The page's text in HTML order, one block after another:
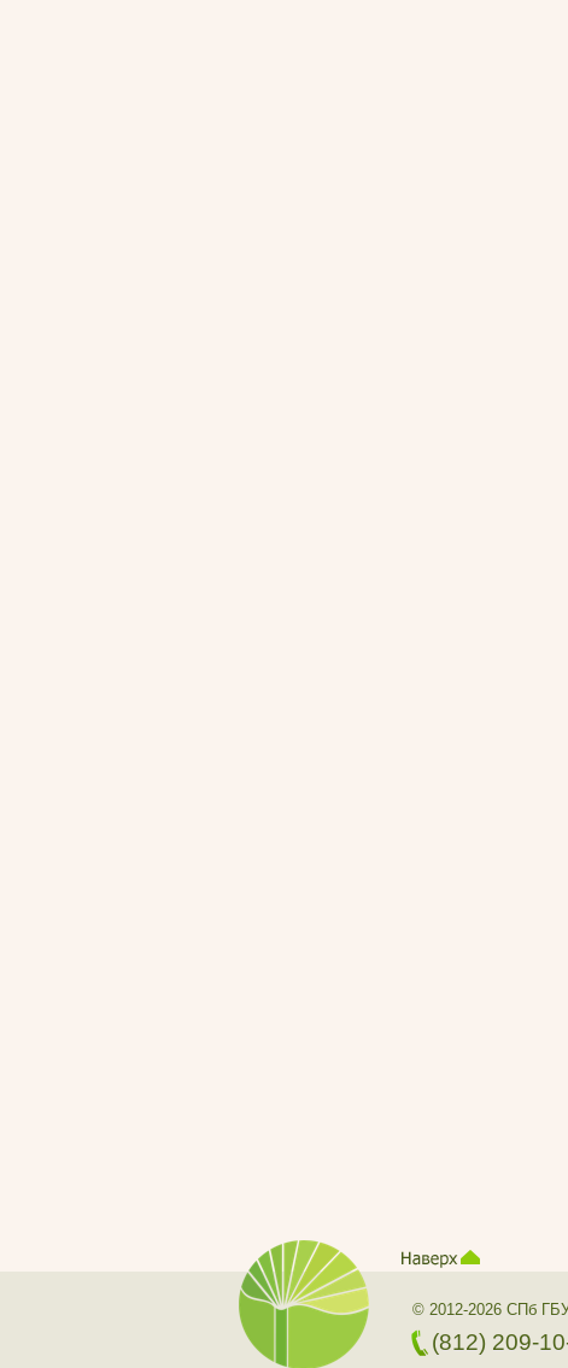
© 2012-2026 СПб
(812) 209-